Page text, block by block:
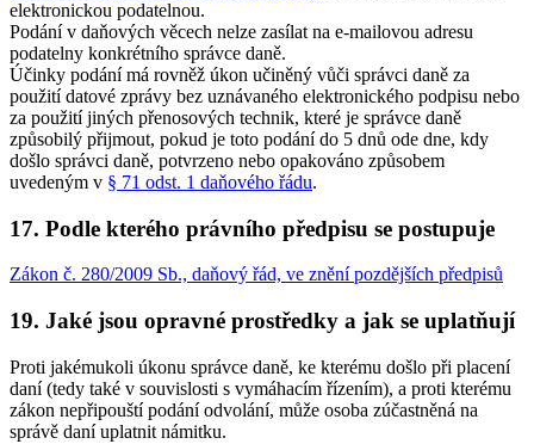
elektronickou podatelnou.
Podání v daňových věcech nelze zasílat na e-mailovou adresu
podatelny konkrétního správce daně.
Účinky podání má rovněž úkon učiněný vůči správci daně za
použití datové zprávy bez uznávaného elektronického podpisu nebo
za použití jiných přenosových technik, které je správce daně
způsobilý přijmout, pokud je toto podání do 5 dnů ode dne, kdy
došlo správci daně, potvrzeno nebo opakováno způsobem
uvedeným v § 71 odst. 1 daňového řádu.
17. Podle kterého právního předpisu se postupuje
Zákon č. 280/2009 Sb., daňový řád, ve znění pozdějších předpisů
19. Jaké jsou opravné prostředky a jak se uplatňují
Proti jakémukoli úkonu správce daně, ke kterému došlo při placení
daní (tedy také v souvislosti s vymáhacím řízením), a proti kterému
zákon nepřipouští podání odvolání, může osoba zúčastněná na
správě daní uplatnit námitku.